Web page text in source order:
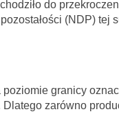
do
(NDP) tej
granicy
zarówno